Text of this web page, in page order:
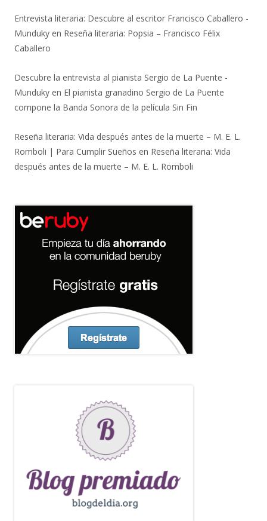
Entrevista literaria: Descubre al escritor Francisco Caballero -
Munduky en Reseña literaria: Popsia – Francisco Félix
Caballero
Descubre la entrevista al pianista Sergio de La Puente -
Munduky en El pianista granadino Sergio de La Puente
compone la Banda Sonora de la película Sin Fin
Reseña literaria: Vida después antes de la muerte – M. E. L.
Romboli | Para Cumplir Sueños en Reseña literaria: Vida
después antes de la muerte – M. E. L. Romboli